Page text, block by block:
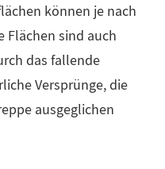
können je nach
Flächen sind auch
das fallende
Versprünge, die
ausgeglichen